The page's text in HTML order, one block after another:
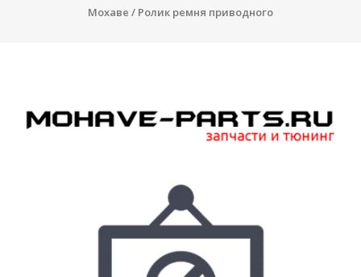
Мохаве / Ролик ремня приводного